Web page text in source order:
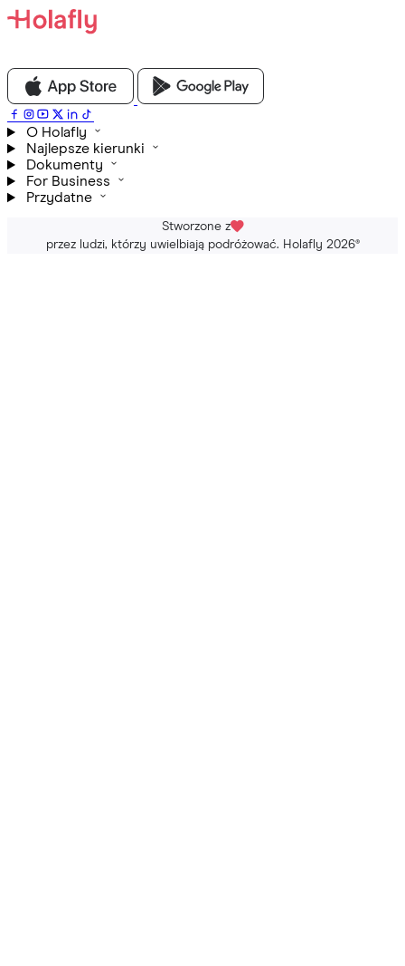
O Holafly
Najlepsze kierunki
Dokumenty
For Business
Przydatne
Stworzone z
przez ludzi, którzy uwielbiają podróżować. Holafly 2026®